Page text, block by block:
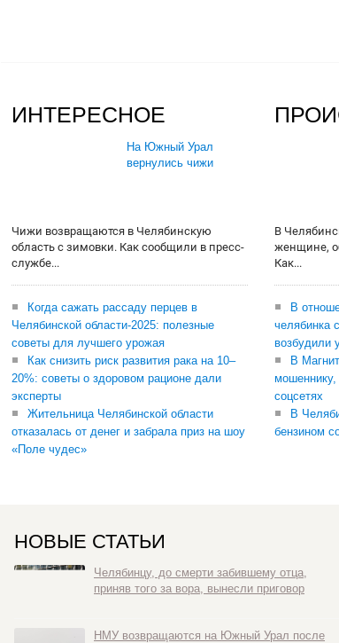
ИНТЕРЕСНОЕ
На Южный Урал
вернулись чижи
Чижи возвращаются в Челябинскую
область с зимовки. Как сообщили в пресс-
службе...
Когда сажать рассаду перцев в
Челябинской области-2025: полезные
советы для лучшего урожая
Как снизить риск развития рака на 10–
20%: советы о здоровом рационе дали
эксперты
Жительница Челябинской области
отказалась от денег и забрала приз на шоу
«Поле чудес»
В
женщине,
Как...
В
челябинка
возбудили
В
соцсетях
В
бензином
НОВЫЕ СТАТЬИ
Челябинцу, до смерти забившему отца,
приняв того за вора, вынесли приговор
НМУ возвращаются на Южный Урал после